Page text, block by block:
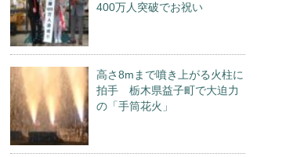
400万人突破でお祝い
高さ8mまで噴き上がる火柱に
拍手 栃木県益子町で大迫力
の「手筒花火」